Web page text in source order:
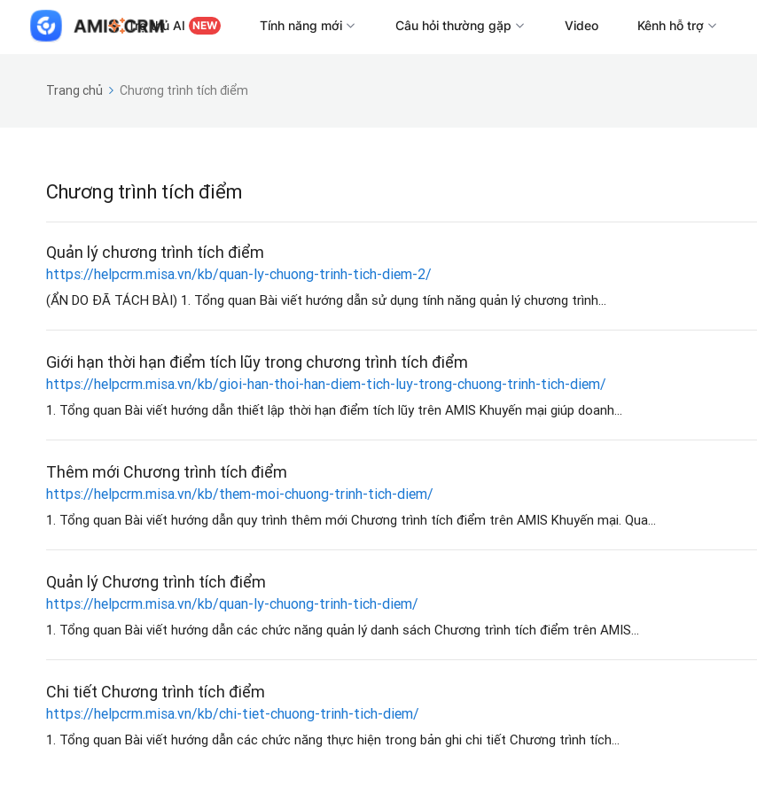
Trợ thủ AI NEW Tính năng mới Câu hỏi thường gặp Video Kênh hỗ trợ
Trang chủ Chương trình tích điểm
Chương trình tích điểm
Quản lý chương trình tích điểm
https://helpcrm.misa.vn/kb/quan-ly-chuong-trinh-tich-diem-2/
(ẨN DO ĐÃ TÁCH BÀI) 1. Tổng quan Bài viết hướng dẫn sử dụng tính năng quản lý chương trình...
Giới hạn thời hạn điểm tích lũy trong chương trình tích điểm
https://helpcrm.misa.vn/kb/gioi-han-thoi-han-diem-tich-luy-trong-chuong-trinh-tich-diem/
1. Tổng quan Bài viết hướng dẫn thiết lập thời hạn điểm tích lũy trên AMIS Khuyến mại giúp doanh...
Thêm mới Chương trình tích điểm
https://helpcrm.misa.vn/kb/them-moi-chuong-trinh-tich-diem/
1. Tổng quan Bài viết hướng dẫn quy trình thêm mới Chương trình tích điểm trên AMIS Khuyến mại. Qua...
Quản lý Chương trình tích điểm
https://helpcrm.misa.vn/kb/quan-ly-chuong-trinh-tich-diem/
1. Tổng quan Bài viết hướng dẫn các chức năng quản lý danh sách Chương trình tích điểm trên AMIS...
Chi tiết Chương trình tích điểm
https://helpcrm.misa.vn/kb/chi-tiet-chuong-trinh-tich-diem/
1. Tổng quan Bài viết hướng dẫn các chức năng thực hiện trong bản ghi chi tiết Chương trình tích...